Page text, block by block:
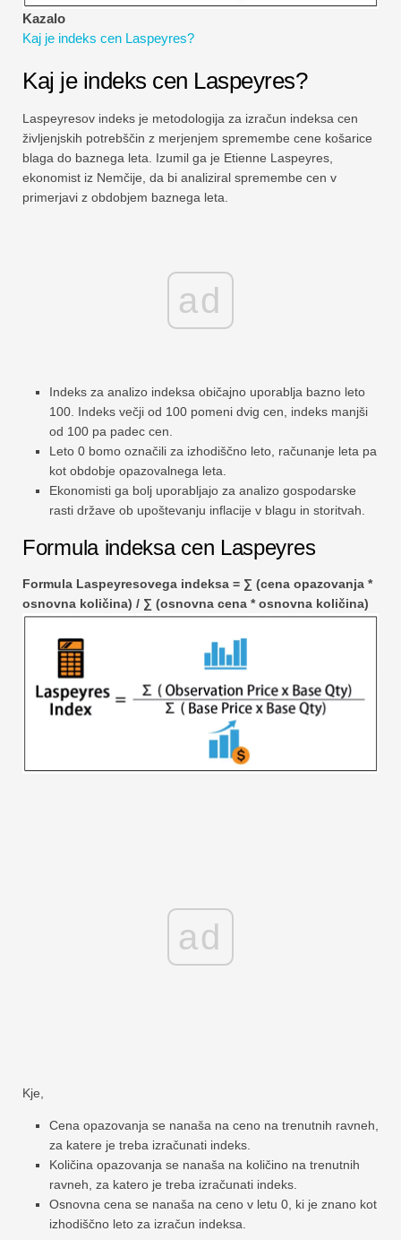
Vadnice za finančno modeliranje
Vadnice za obvladovanje tveganj
Kazalo
Kaj je indeks cen Laspeyres?
Kaj je indeks cen Laspeyres?
Laspeyresov indeks je metodologija za izračun indeksa cen
življenjskih potrebščin z merjenjem spremembe cene košarice
blaga do baznega leta. Izumil ga je Etienne Laspeyres,
ekonomist iz Nemčije, da bi analiziral spremembe cen v
primerjavi z obdobjem baznega leta.
ad
Indeks za analizo indeksa običajno uporablja bazno leto
100. Indeks večji od 100 pomeni dvig cen, indeks manjši
od 100 pa padec cen.
Leto 0 bomo označili za izhodiščno leto, računanje leta pa
kot obdobje opazovalnega leta.
Ekonomisti ga bolj uporabljajo za analizo gospodarske
rasti države ob upoštevanju inflacije v blagu in storitvah.
Formula indeksa cen Laspeyres
Formula Laspeyresovega indeksa = ∑ (cena opazovanja *
osnovna količina) / ∑ (osnovna cena * osnovna količina)
ad
Kje,
Cena opazovanja se nanaša na ceno na trenutnih ravneh,
za katere je treba izračunati indeks.
Količina opazovanja se nanaša na količino na trenutnih
ravneh, za katero je treba izračunati indeks.
Osnovna cena se nanaša na ceno v letu 0, ki je znano kot
izhodiščno leto za izračun indeksa.